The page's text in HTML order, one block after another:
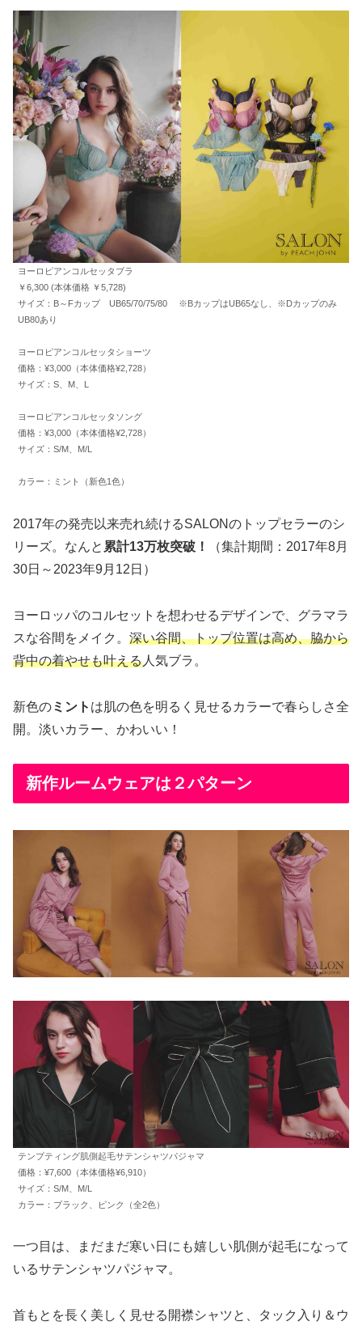
ヨーロピアンコルセッタブラ
￥6,300 (本体価格 ￥5,728)
サイズ：B～Fカップ UB65/70/75/80 ※BカップはUB65なし、※Dカップのみ
UB80あり
ヨーロピアンコルセッタショーツ
価格：¥3,000（本体価格¥2,728）
サイズ：S、M、L
ヨーロピアンコルセッタソング
価格：¥3,000（本体価格¥2,728）
サイズ：S/M、M/L
カラー：ミント（新色1色）
2017年の発売以来売れ続けるSALONのトップセラーのシ
リーズ。なんと 累計13万枚突破！
（集計期間：2017年8月
30日～2023年9月12日）
ヨーロッパのコルセットを想わせるデザインで、グラマラ
スな谷間をメイク。 深い谷間、トップ位置は高め、脇から
背中の着やせも叶える 人気ブラ。
新色のミント は肌の色を明るく見せるカラーで春らしさ全
開。淡いカラー、かわいい！
新作ルームウェアは２パターン
テンプティング肌側起毛サテンシャツパジャマ
価格：¥7,600（本体価格¥6,910）
サイズ：S/M、M/L
カラー：ブラック、ピンク（全2色）
一つ目は、まだまだ寒い日にも嬉しい肌側が起毛になって
いるサテンシャツパジャマ。
首もとを長く美しく見せる開襟シャツと、タック入り＆ウ